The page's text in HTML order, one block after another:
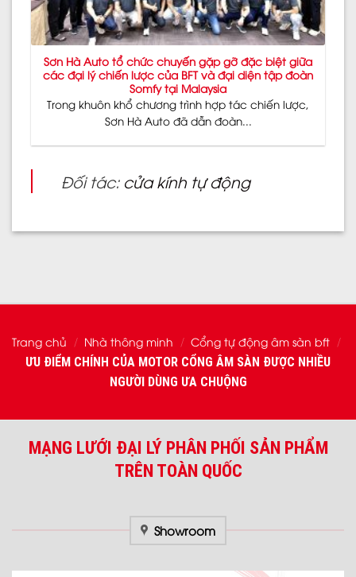
Sơn Hà Auto tổ chức chuyến gặp gỡ đặc biệt giữa
các đại lý chiến lược của BFT và đại diện tập đoàn
Somfy tại Malaysia
Trong khuôn khổ chương trình hợp tác chiến lược,
Sơn Hà Auto đã dẫn đoàn...
Đối tác: cửa kính tự động
Trang chủ / Nhà thông minh / Cổng tự động âm sàn bft /
ƯU ĐIỂM CHÍNH CỦA MOTOR CỔNG ÂM SÀN ĐƯỢC NHIỀU
NGƯỜI DÙNG ƯA CHUỘNG
MẠNG LƯỚI ĐẠI LÝ PHÂN PHỐI SẢN PHẨM
TRÊN TOÀN QUỐC
Showroom